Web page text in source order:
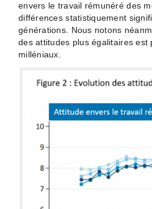
envers le travail rémunéré des
différences statistiquement
générations. Nous notons
des attitudes plus égalitaires est
milléniaux.